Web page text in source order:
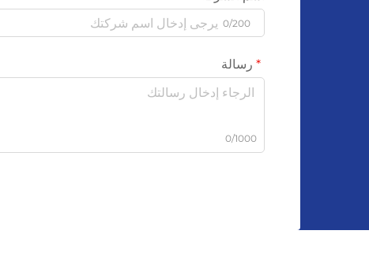
0/200
رسالة
0/1000